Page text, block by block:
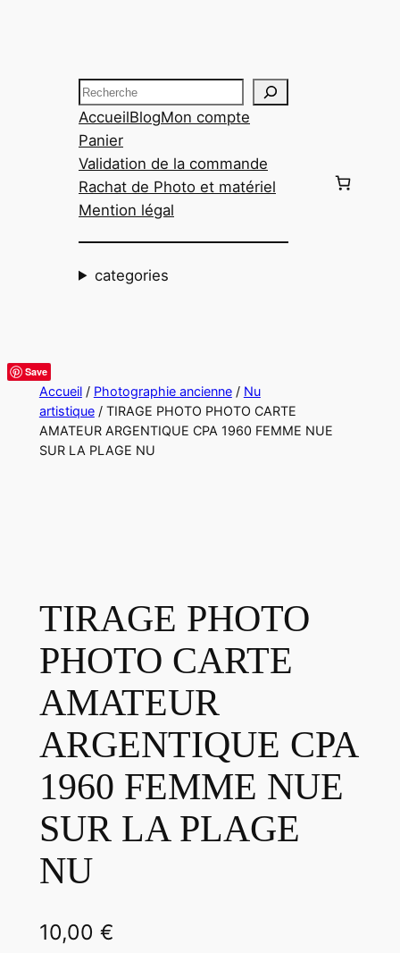
Recherche
AccueilBlogMon compte
Panier
Validation de la commande
Rachat de Photo et matériel
Mention légal
categories
Save
Accueil/ Photographie ancienne/ Nu
artistique/ TIRAGE PHOTO PHOTO CARTE
AMATEUR ARGENTIQUE CPA 1960 FEMME NUE
SUR LA PLAGE NU
TIRAGE PHOTO
PHOTO CARTE
AMATEUR
ARGENTIQUE CPA
1960 FEMME NUE
SUR LA PLAGE
NU
10,00 €